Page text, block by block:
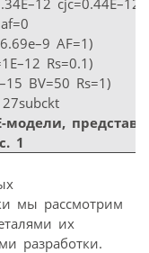
cjc=0.44E–12
AF=1)
Rs=0.1)
BV=50 Rs=1)
модели,
1
мы рассмотрим
их
разработки.